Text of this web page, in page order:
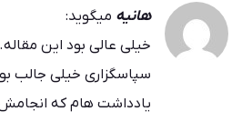
هانیه میگوید:
خیلی عالی بود این
سپاسگزاری خیلی جالب
یادداشت هام که